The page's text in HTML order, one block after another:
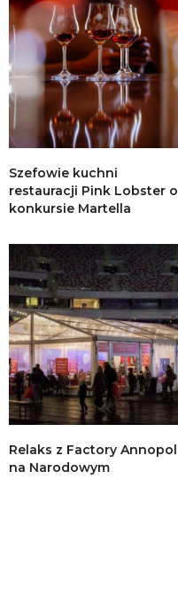
Szefowie kuchni
restauracji Pink Lobster o
konkursie Martella
Relaks z Factory Annopol
na Narodowym